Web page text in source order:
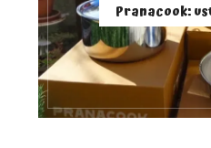
Pranacook: